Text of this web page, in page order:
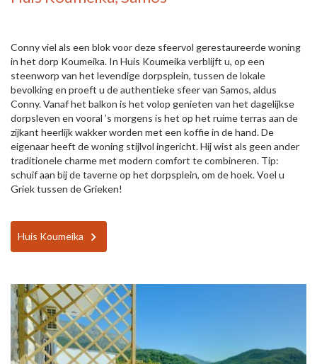
Conny viel als een blok voor deze sfeervol gerestaureerde woning
in het dorp Koumeika. In Huis Koumeika verblijft u, op een
steenworp van het levendige dorpsplein, tussen de lokale
bevolking en proeft u de authentieke sfeer van Samos, aldus
Conny. Vanaf het balkon is het volop genieten van het dagelijkse
dorpsleven en vooral ’s morgens is het op het ruime terras aan de
zijkant heerlijk wakker worden met een koffie in de hand. De
eigenaar heeft de woning stijlvol ingericht. Hij wist als geen ander
traditionele charme met modern comfort te combineren. Tip:
schuif aan bij de taverne op het dorpsplein, om de hoek. Voel u
Griek tussen de Grieken!
Huis Koumeika